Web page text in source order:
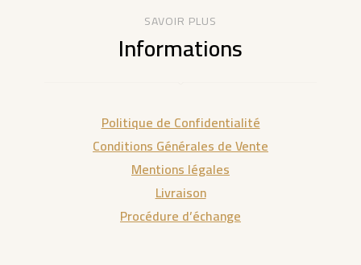
SAVOIR PLUS
Informations
Politique de Confidentialité
Conditions Générales de Vente
Mentions légales
Livraison
Procédure d’échange